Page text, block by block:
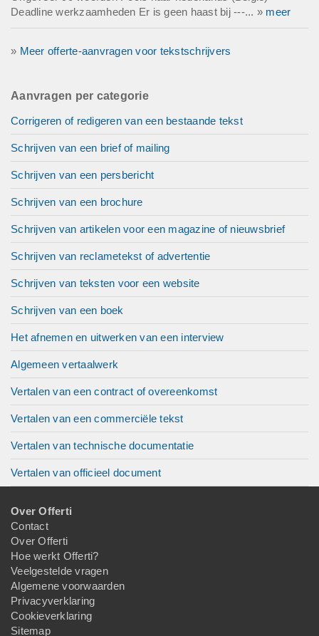
Deadline werkzaamheden Er is geen haast bij ---... » meer
» Meer offerte-aanvragen voor tekstschrijvers
Aanvragen per categorie
Corrigeren of redigeren van een bestaande tekst
Schrijven van een brief of mailing
Schrijven van een persbericht
Schrijven van een brochure
Schrijven van artikelen voor een magazine of nieuwsbrief
Schrijven van reclametekst of advertentie
Schrijven van teksten voor een website
Schrijven van een boek
Het afnemen en uitwerken van een interview
Algemeen vertaalwerk
Vertalen van een contract of overeenkomst
Vertalen van een commerciële tekst
Vertalen van technische documentatie
Vertalen van officieel document
Over Offerti
Contact
Over Offerti
Hoe werkt Offerti?
Veelgestelde vragen
Algemene voorwaarden
Privacyverklaring
Cookieverklaring
Sitemap